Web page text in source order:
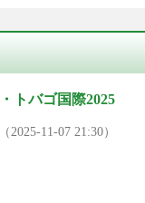
トバゴ国際2025
（2025-11-07 21:30）